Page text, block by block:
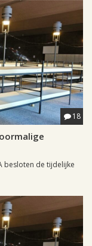
18
besloten de tijdelijke